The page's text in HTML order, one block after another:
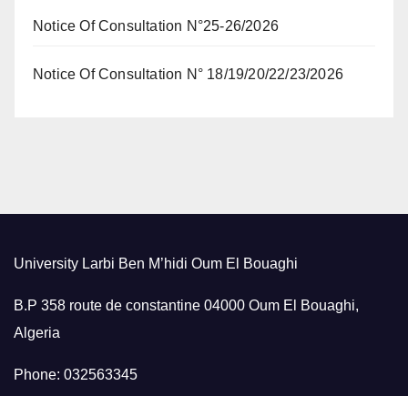
Notice Of Consultation N°25-26/2026
Notice Of Consultation N° 18/19/20/22/23/2026
University Larbi Ben M’hidi Oum El Bouaghi
B.P 358 route de constantine 04000 Oum El Bouaghi,
Algeria
Phone: 032563345